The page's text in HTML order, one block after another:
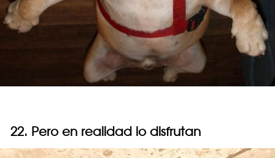
22. Pero en realidad lo disfrutan